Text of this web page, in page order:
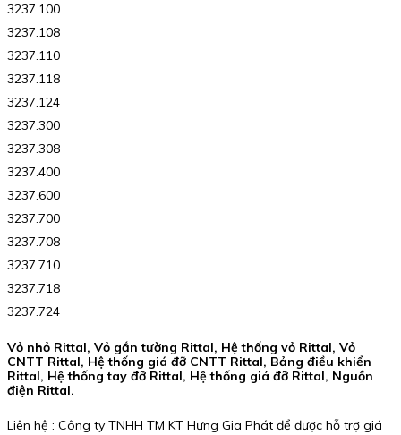
3237.100
3237.108
3237.110
3237.118
3237.124
3237.300
3237.308
3237.400
3237.600
3237.700
3237.708
3237.710
3237.718
3237.724
Vỏ nhỏ Rittal, Vỏ gắn tường Rittal, Hệ thống vỏ Rittal, Vỏ
CNTT Rittal, Hệ thống giá đỡ CNTT Rittal, Bảng điều khiển
Rittal, Hệ thống tay đỡ Rittal, Hệ thống giá đỡ Rittal, Nguồn
điện Rittal.
Liên hệ : Công ty TNHH TM KT Hưng Gia Phát để được hỗ trợ giá